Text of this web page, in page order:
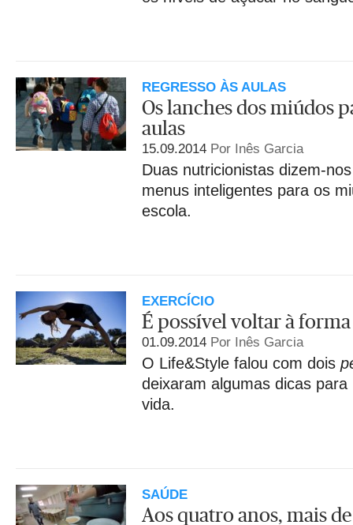
REGRESSO ÀS AULAS
Os lanches dos miúdos
aulas
15.09.2014 Por Inês Garcia
Duas nutricionistas dizem-
menus inteligentes para os
escola.
EXERCÍCIO
É possível voltar à
01.09.2014 Por Inês Garcia
O Life&Style falou com dois
deixaram algumas dicas
vida.
SAÚDE
Aos quatro anos, mais